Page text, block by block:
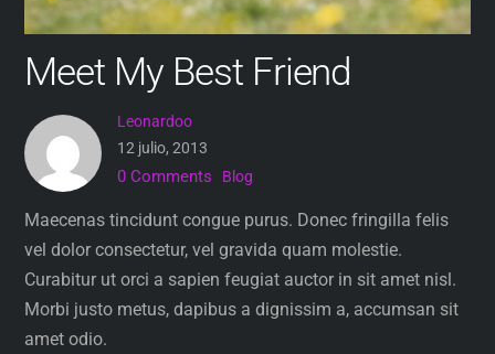
Meet My Best Friend
Leonardoo
12 julio, 2013
0 Comments Blog
Maecenas tincidunt congue purus. Donec fringilla felis
vel dolor consectetur, vel gravida quam molestie.
Curabitur ut orci a sapien feugiat auctor in sit amet nisl.
Morbi justo metus, dapibus a dignissim a, accumsan sit
amet odio.